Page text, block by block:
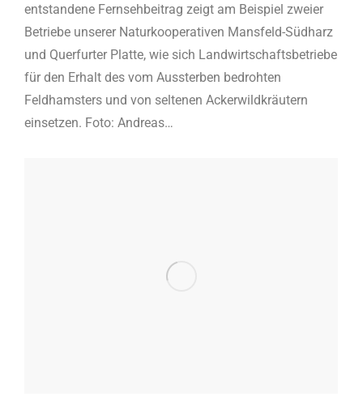
entstandene Fernsehbeitrag zeigt am Beispiel zweier
Betriebe unserer Naturkooperativen Mansfeld-Südharz
und Querfurter Platte, wie sich Landwirtschaftsbetriebe
für den Erhalt des vom Aussterben bedrohten
Feldhamsters und von seltenen Ackerwildkräutern
einsetzen. Foto: Andreas…